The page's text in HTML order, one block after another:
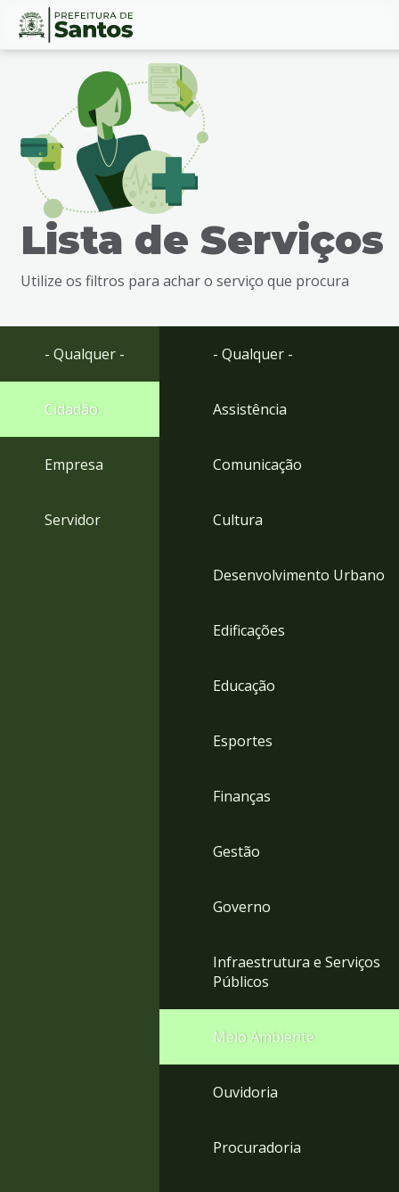
Ir
busca
Ir
rodapé
Conteúdo
Lista de Serviços
Utilize os filtros para achar o serviço que procura
- Qualquer -
Cidadão
Empresa
Servidor
- Qualquer -
Assistência
Comunicação
Cultura
Desenvolvimento Urbano
Edificações
Educação
Esportes
Finanças
Gestão
Governo
Infraestrutura e Serviços
Públicos
Meio Ambiente
Ouvidoria
Procuradoria